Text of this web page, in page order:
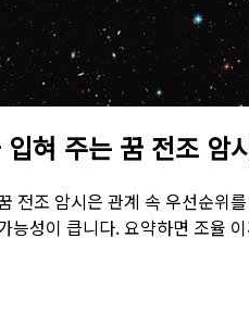
혀 주는 꿈 전조 암
전조 암시은 관계 속 우선순위
능성이 큽니다. 요약하면 조율